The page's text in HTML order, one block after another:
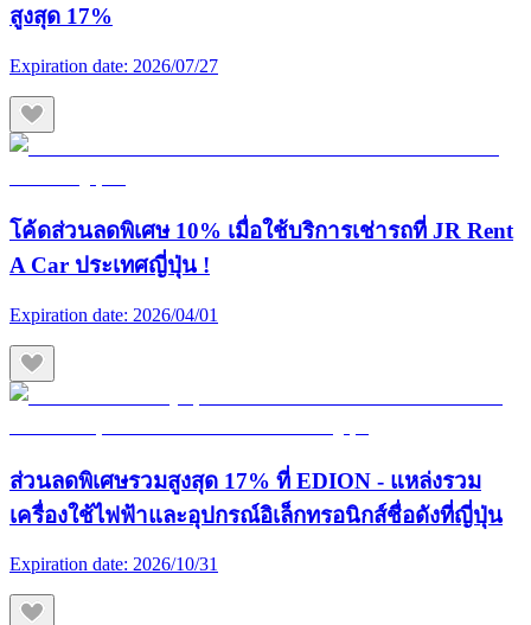
สูงสุด 17%
Expiration date: 2026/07/27
โค้ดส่วนลดพิเศษ 10% เมื่อใช้บริการเช่ารถที่ JR Rent
A Car ประเทศญี่ปุ่น !
Expiration date: 2026/04/01
ส่วนลดพิเศษรวมสูงสุด 17% ที่ EDION - แหล่งรวม
เครื่องใช้ไฟฟ้าและอุปกรณ์อิเล็กทรอนิกส์ชื่อดังที่ญี่ปุ่น
Expiration date: 2026/10/31